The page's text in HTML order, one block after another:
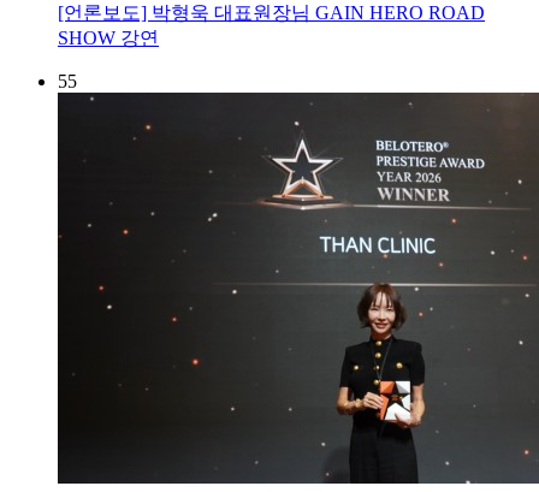
[언론보도] 박형욱 대표원장님 GAIN HERO ROAD
SHOW 강연
55